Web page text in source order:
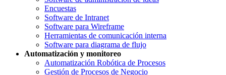
Encuestas
Software de Intranet
Software para Wireframe
Herramientas de comunicación interna
Software para diagrama de flujo
Automatización y monitoreo
Automatización Robótica de Procesos
Gestión de Procesos de Negocio